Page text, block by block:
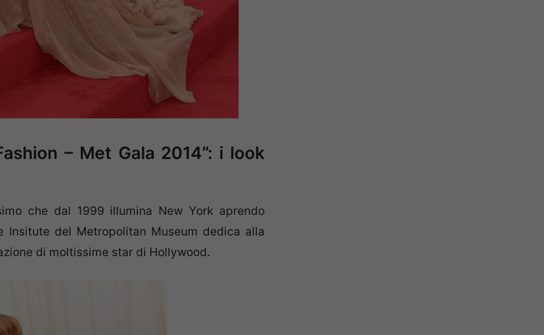
– Met Gala 2014”: i look
che dal 1999 illumina New York aprendo
del Metropolitan Museum dedica alla
di moltissime star di Hollywood.